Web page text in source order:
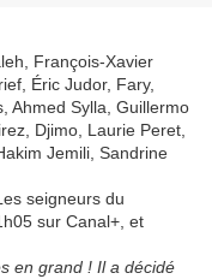
François-Xavier
Éric Judor, Fary,
Ahmed Sylla, Guillermo
Djimo, Laurie Peret,
Jemili, Sandrine
seigneurs du
sur Canal+, et
en grand ! Il a décidé